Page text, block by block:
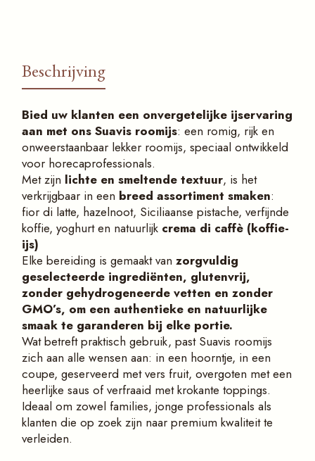
Beschrijving
Bied uw klanten een onvergetelijke ijservaring
aan met ons Suavis roomijs: een romig, rijk en
onweerstaanbaar lekker roomijs, speciaal ontwikkeld
voor horecaprofessionals.
Met zijn lichte en smeltende textuur, is het
verkrijgbaar in een breed assortiment smaken:
fior di latte, hazelnoot, Siciliaanse pistache, verfijnde
koffie, yoghurt en natuurlijk crema di caffè (koffie-
ijs)
Elke bereiding is gemaakt vanzorgvuldig
geselecteerde ingrediënten, glutenvrij,
zonder gehydrogeneerde vetten en zonder
GMO’s, om een authentieke en natuurlijke
smaak te garanderen bij elke portie.
Wat betreft praktisch gebruik, past Suavis roomijs
zich aan alle wensen aan: in een hoorntje, in een
coupe, geserveerd met vers fruit, overgoten met een
heerlijke saus of verfraaid met krokante toppings.
Ideaal om zowel families, jonge professionals als
klanten die op zoek zijn naar premium kwaliteit te
verleiden.